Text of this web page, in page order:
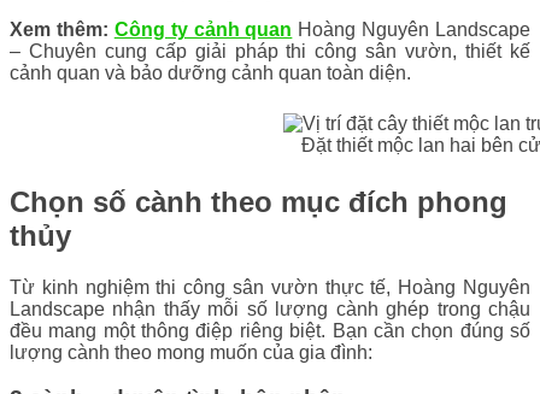
Xem thêm: Công ty cảnh quan Hoàng Nguyên Landscape
– Chuyên cung cấp giải pháp thi công sân vườn, thiết kế
cảnh quan và bảo dưỡng cảnh quan toàn diện.
Đặt thiết mộc lan hai bên
Chọn số cành theo mục đích phong
thủy
Từ kinh nghiệm thi công sân vườn thực tế, Hoàng Nguyên
Landscape nhận thấy mỗi số lượng cành ghép trong chậu
đều mang một thông điệp riêng biệt. Bạn cần chọn đúng số
lượng cành theo mong muốn của gia đình: